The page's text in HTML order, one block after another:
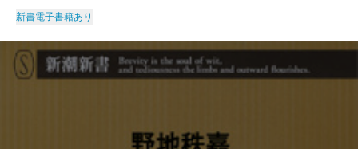
新書電子書籍あり